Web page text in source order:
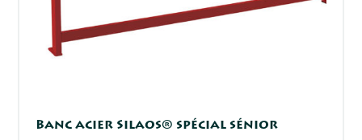
Banc acier Silaos® spécial sénior